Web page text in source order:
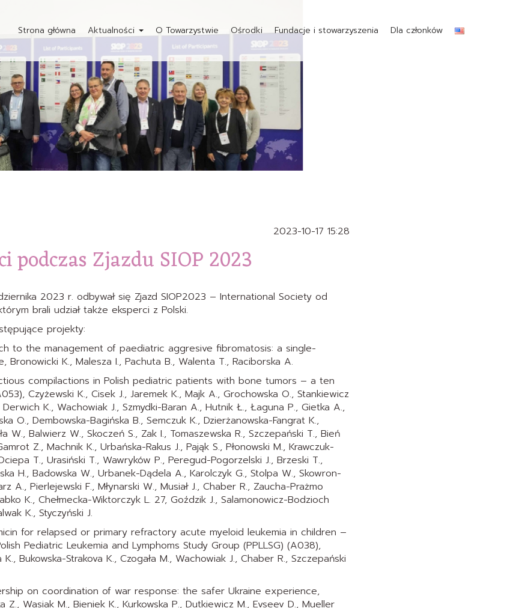
Strona główna Aktualności O Towarzystwie Ośrodki Fundacje i stowarzyszenia Dla członków
2023-10-17 15:28
podczas Zjazdu SIOP 2023
2023 r. odbywał się Zjazd SIOP2023 – International Society od
brali udział także eksperci z Polski.
projekty:
to the management of paediatric aggresive fibromatosis: a single-
K., Malesza I., Pachuta B., Walenta T., Raciborska A.
compilactions in Polish pediatric patients with bone tumors – a ten
Czyżewski K., Cisek J., Jaremek K., Majk A., Grochowska O., Stankiewicz
Derwich K., Wachowiak J., Szmydki-Baran A., Hutnik Ł., Łaguna P., Gietka A.,
O., Dembowska-Bagińska B., Semczuk K., Dzierżanowska-Fangrat K.,
W., Balwierz W., Skoczeń S., Zak I., Tomaszewska R., Szczepański T., Bień
Z., Machnik K., Urbańska-Rakus J., Pająk S., Płonowski M., Krawczuk-
T., Urasiński T., Wawryków P., Peregud-Pogorzelski J., Brzeski T.,
H., Badowska W., Urbanek-Dądela A., Karolczyk G., Stolpa W., Skowron-
A., Pierlejewski F., Młynarski W., Musiał J., Chaber R., Zaucha-Prażmo
K., Chełmecka-Wiktorczyk L. 27, Goździk J., Salamonowicz-Bodzioch
K., Styczyński J.
for relapsed or primary refractory acute myeloid leukemia in children –
Pediatric Leukemia and Lymphoms Study Group (PPLLSG) (A038),
K., Bukowska-Strakova K., Czogała M., Wachowiak J., Chaber R., Szczepański
on coordination of war response: the safer Ukraine experience,
Z., Wasiak M., Bieniek K., Kurkowska P., Dutkiewicz M., Evseev D., Mueller